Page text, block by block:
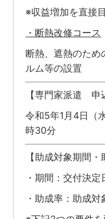
※収益増加を直接
・断熱改修コース
断熱、遮熱のため
ルム等の設置
【専門家派遣 申
令和5年1月4日
時30分
【助成対象期間・
・期間：交付決
・助成率：助成